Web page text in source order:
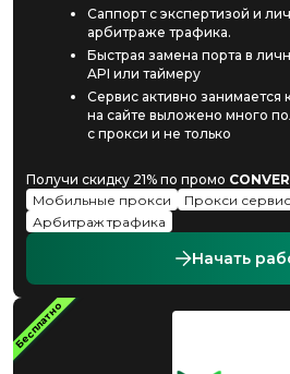
Саппорт с экспертизой и
арбитраже трафика.
Быстрая замена порта в
API или таймеру
Сервис активно
на сайте выложено много
с прокси и не только
Получи скидку 21% по промо
Мобильные прокси
Прокси
Арбитраж трафика
Начать
Бесплатно